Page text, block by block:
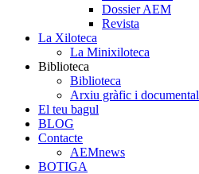
Dossier AEM
Revista
La Xiloteca
La Minixiloteca
Biblioteca
Biblioteca
Arxiu gràfic i documental
El teu bagul
BLOG
Contacte
AEMnews
BOTIGA